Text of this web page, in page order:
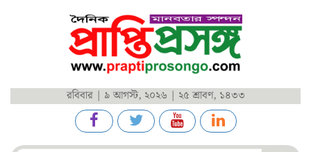
রবিবার | ৯ আগস্ট, ২০২৬ | ২৫ শ্রাবণ, ১৪৩৩